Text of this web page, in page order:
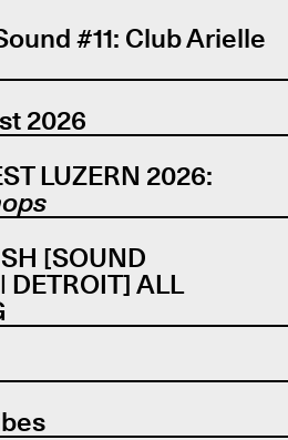
#11: Club Arielle
2026
LUZERN 2026:
[SOUND
DETROIT] ALL